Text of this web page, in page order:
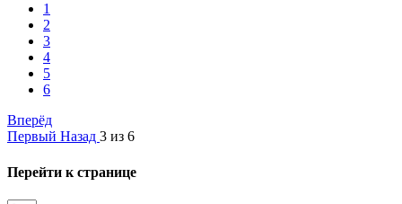
1
2
3
4
5
6
Вперёд
Первый Назад 3 из 6
Перейти к странице